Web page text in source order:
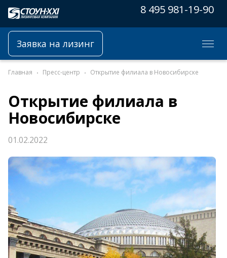
8 495 981-19-90
Заявка на лизинг
Главная Пресс-центр Открытие филиала в Новосибирске
Открытие филиала в
Новосибирске
01.02.2022